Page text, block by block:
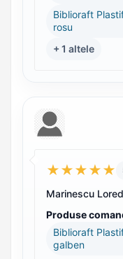
Biblioraft
rosu
+ 1 altele
★★★★★
Marinescu
Produse
Biblioraft
galben